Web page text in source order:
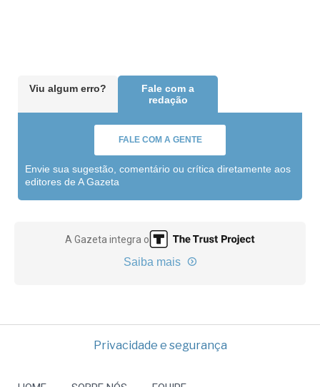
Viu algum erro?
Fale com a
redação
FALE COM A GENTE
Envie sua sugestão, comentário ou crítica diretamente aos
editores de A Gazeta
A Gazeta integra o
Saiba mais
Privacidade e segurança